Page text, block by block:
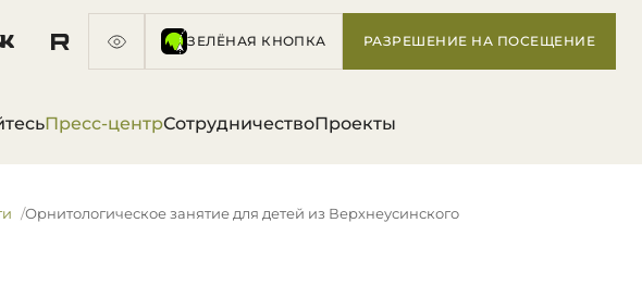
ЗЕЛЁНАЯ КНОПКА РАЗРЕШЕНИЕ НА ПОСЕЩЕНИЕ
Пресс-центрСотрудничествоПроекты
​Орнитологическое занятие для детей из Верхнеусинского